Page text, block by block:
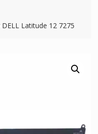
Latitude 12 7275